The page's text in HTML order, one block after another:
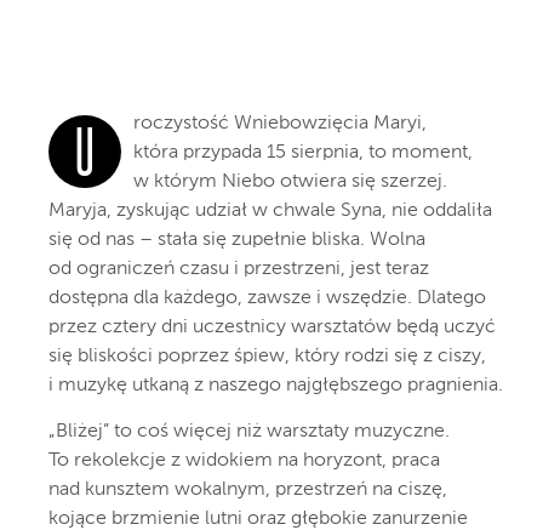
U
roczystość Wniebowzięcia Maryi,
która przypada 15 sierpnia, to moment,
w którym Niebo otwiera się szerzej.
Maryja, zyskując udział w chwale Syna, nie oddaliła
się od nas – stała się zupełnie bliska. Wolna
od ograniczeń czasu i przestrzeni, jest teraz
dostępna dla każdego, zawsze i wszędzie. Dlatego
przez cztery dni uczestnicy warsztatów będą uczyć
się bliskości poprzez śpiew, który rodzi się z ciszy,
i muzykę utkaną z naszego najgłębszego pragnienia.
„Bliżej” to coś więcej niż warsztaty muzyczne.
To rekolekcje z widokiem na horyzont, praca
nad kunsztem wokalnym, przestrzeń na ciszę,
kojące brzmienie lutni oraz głębokie zanurzenie